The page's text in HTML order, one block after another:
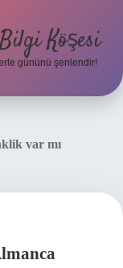
Köşesi
gününü şenlendir!
var mı